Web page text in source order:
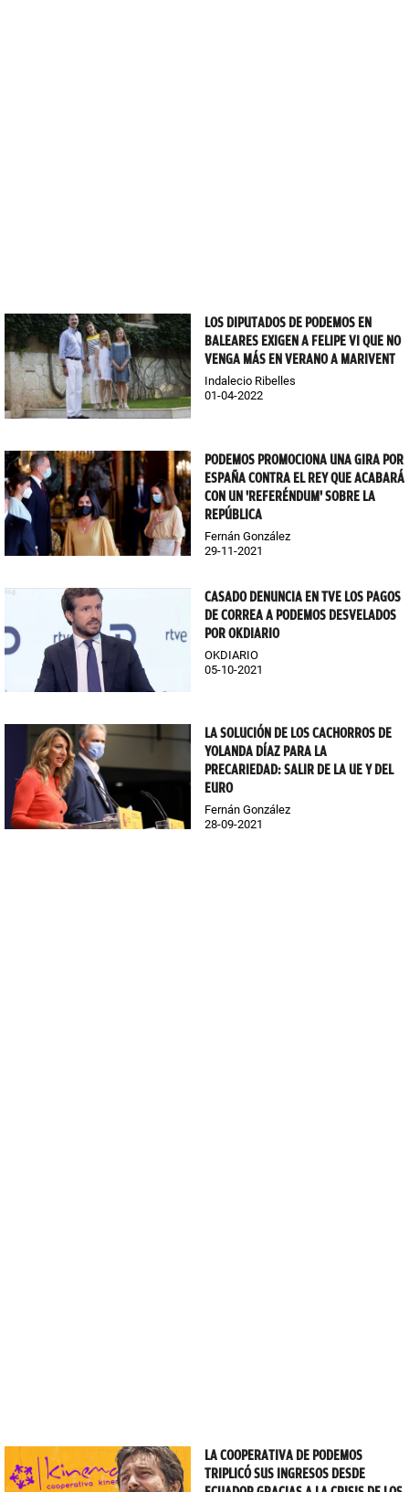
LOS DIPUTADOS DE PODEMOS EN
BALEARES EXIGEN A FELIPE VI QUE NO
VENGA MÁS EN VERANO A MARIVENT
Indalecio Ribelles
01-04-2022
PODEMOS PROMOCIONA UNA GIRA POR
ESPAÑA CONTRA EL REY QUE ACABARÁ
CON UN 'REFERÉNDUM' SOBRE LA
REPÚBLICA
Fernán González
29-11-2021
CASADO DENUNCIA EN TVE LOS PAGOS
DE CORREA A PODEMOS DESVELADOS
POR OKDIARIO
OKDIARIO
05-10-2021
LA SOLUCIÓN DE LOS CACHORROS DE
YOLANDA DÍAZ PARA LA
PRECARIEDAD: SALIR DE LA UE Y DEL
EURO
Fernán González
28-09-2021
LA COOPERATIVA DE PODEMOS
TRIPLICÓ SUS INGRESOS DESDE